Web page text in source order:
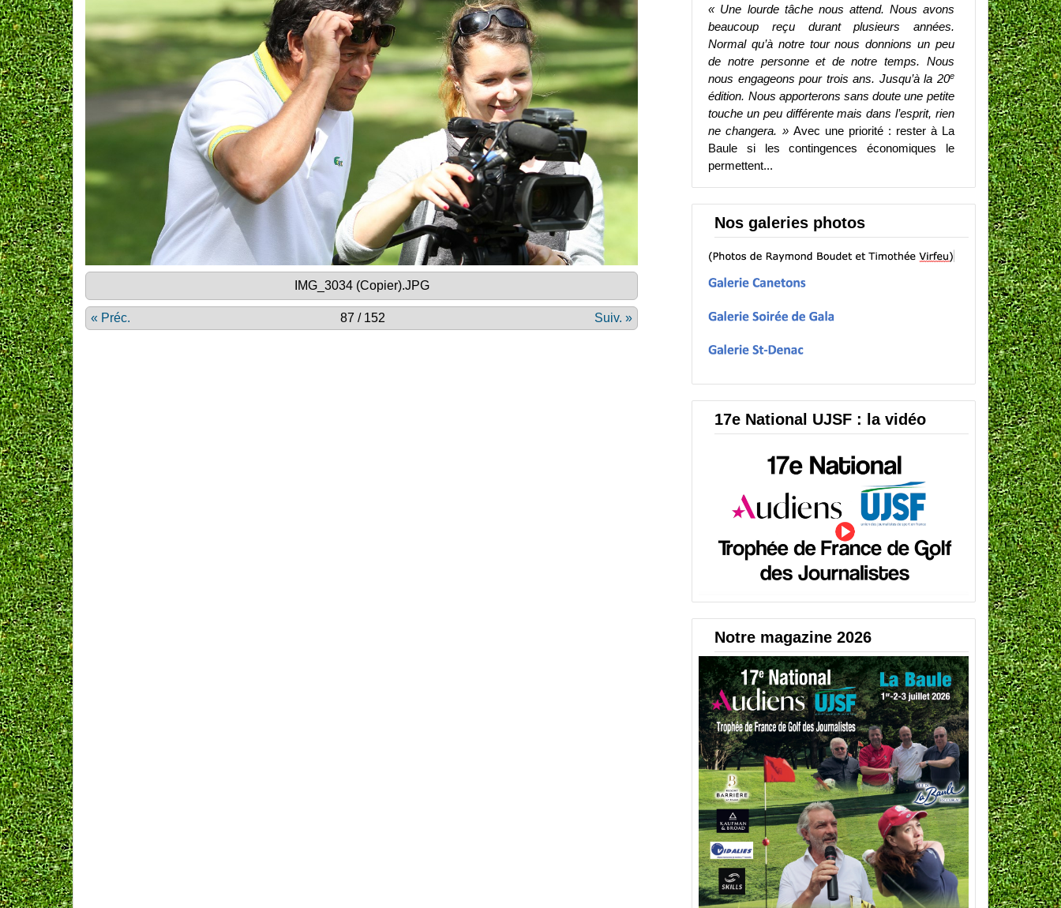
IMG_3034 (Copier).JPG
« Préc. Suiv. »
87 / 152
« Une lourde tâche nous attend. Nous avons
beaucoup reçu durant plusieurs années.
Normal qu’à notre tour nous donnions un peu
de notre personne et de notre temps. Nous
nous engageons pour trois ans. Jusqu’à la 20e
édition. Nous apporterons sans doute une petite
touche un peu différente mais dans l’esprit, rien
ne changera. » Avec une priorité : rester à La
Baule si les contingences économiques le
permettent...
Nos galeries photos
17e National UJSF : la vidéo
Notre magazine 2026